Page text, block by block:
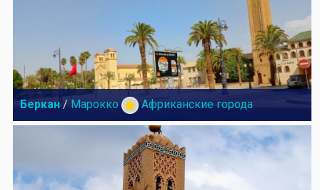
Беркан / Марокко Африканские города